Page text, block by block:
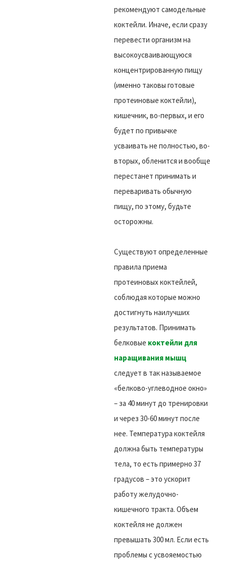
рекомендуют самодельные
коктейли. Иначе, если сразу
перевести организм на
высокоусваивающуюся
концентрированную пищу
(именно таковы готовые
протеиновые коктейли),
кишечник, во-первых, и его
будет по привычке
усваивать не полностью, во-
вторых, обленится и вообще
перестанет принимать и
переваривать обычную
пищу, по этому, будьте
осторожны.
Существуют определенные
правила приема
протеиновых коктейлей,
соблюдая которые можно
достигнуть наилучших
результатов. Принимать
белковые коктейли для
наращивания мышц
следует в так называемое
«белково-углеводное окно»
– за 40 минут до тренировки
и через 30-60 минут после
нее. Температура коктейля
должна быть температуры
тела, то есть примерно 37
градусов – это ускорит
работу желудочно-
кишечного тракта. Объем
коктейля не должен
превышать 300 мл. Если есть
проблемы с усвояемостью